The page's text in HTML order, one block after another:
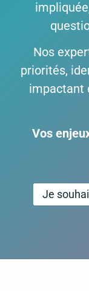
Nos
priorités,
impactant
Vos
Je